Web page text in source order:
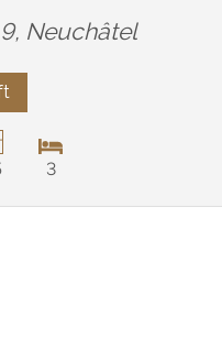
Neuchâtel
3